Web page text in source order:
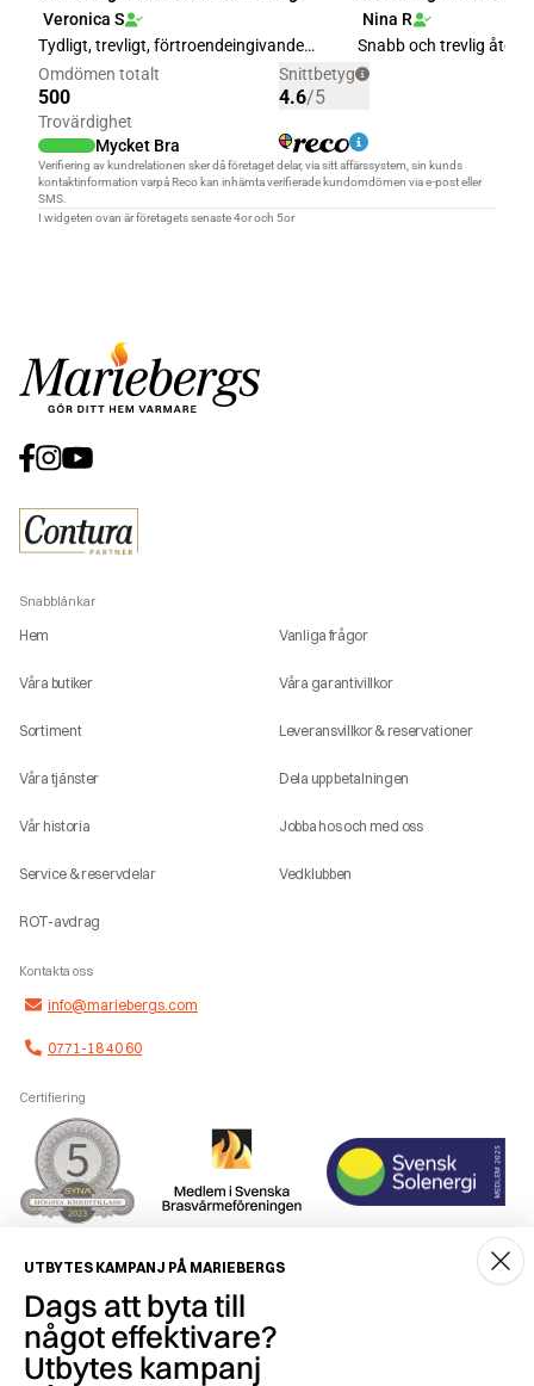
Snabblänkar
Hem
Våra butiker
Sortiment
Våra tjänster
Vår historia
Service & reservdelar
ROT-avdrag
Vanliga frågor
Våra garantivillkor
Leveransvillkor & reservationer
Dela upp betalningen
Jobba hos och med oss
Vedklubben
Kontakta oss
info@mariebergs.com
0771-18 40 60
Certifiering
Smidig betalning
UTBYTES KAMPANJ PÅ MARIEBERGS
Dags att byta till
något effektivare?
Utbytes kampanj